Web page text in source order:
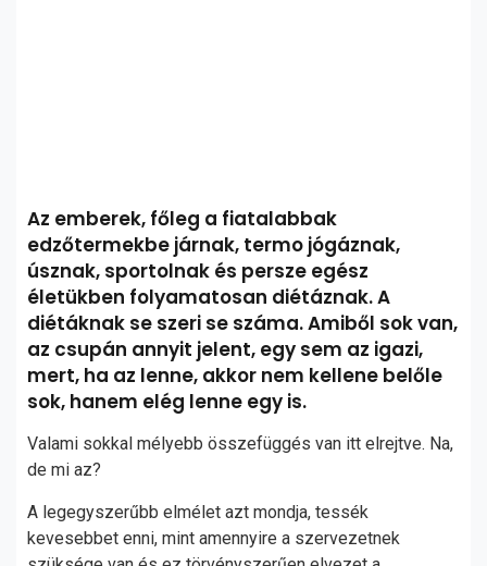
Az emberek, főleg a fiatalabbak
edzőtermekbe járnak, termo jógáznak,
úsznak, sportolnak és persze egész
életükben folyamatosan diétáznak. A
diétáknak se szeri se száma. Amiből sok van,
az csupán annyit jelent, egy sem az igazi,
mert, ha az lenne, akkor nem kellene belőle
sok, hanem elég lenne egy is.
Valami sokkal mélyebb összefüggés van itt elrejtve. Na,
de mi az?
A legegyszerűbb elmélet azt mondja, tessék
kevesebbet enni, mint amennyire a szervezetnek